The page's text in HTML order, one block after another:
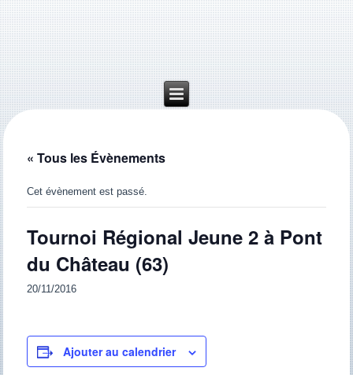
« Tous les Évènements
Cet évènement est passé.
Tournoi Régional Jeune 2 à Pont
du Château (63)
20/11/2016
Ajouter au calendrier